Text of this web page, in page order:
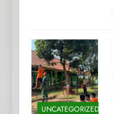
UNCATEGORIZED